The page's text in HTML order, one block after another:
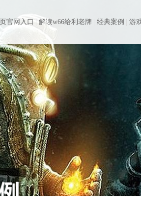
官网入口 解读w66给利老牌 经典案例 游